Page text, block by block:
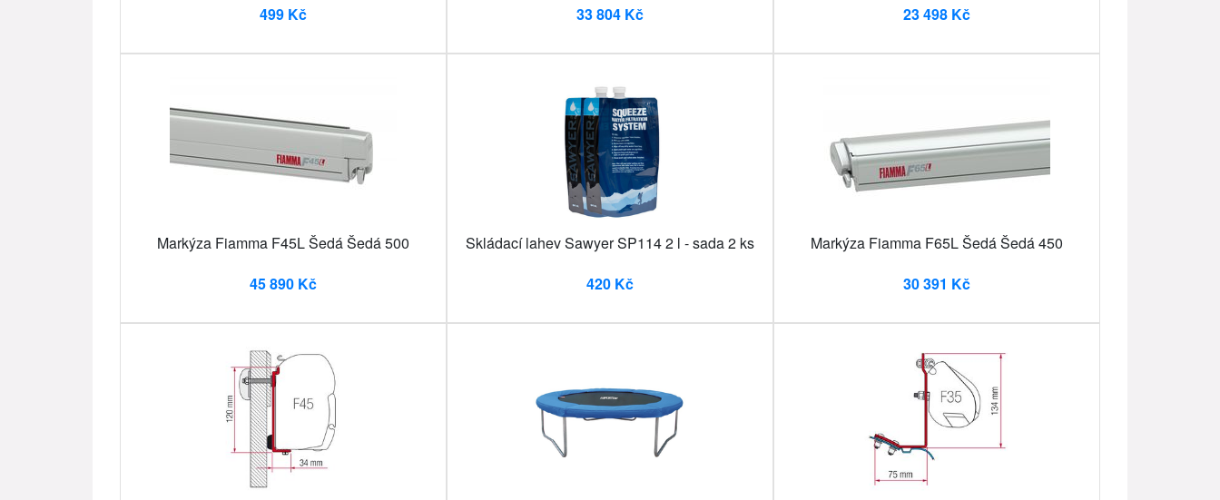
499 Kč
33 804 Kč
23 498 Kč
Markýza Fiamma F45L Šedá Šedá 500
45 890 Kč
Skládací lahev Sawyer SP114 2 l - sada 2 ks
420 Kč
Markýza Fiamma F65L Šedá Šedá 450
30 391 Kč